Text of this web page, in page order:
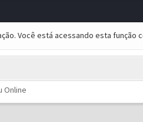
Você está acessando esta
Online